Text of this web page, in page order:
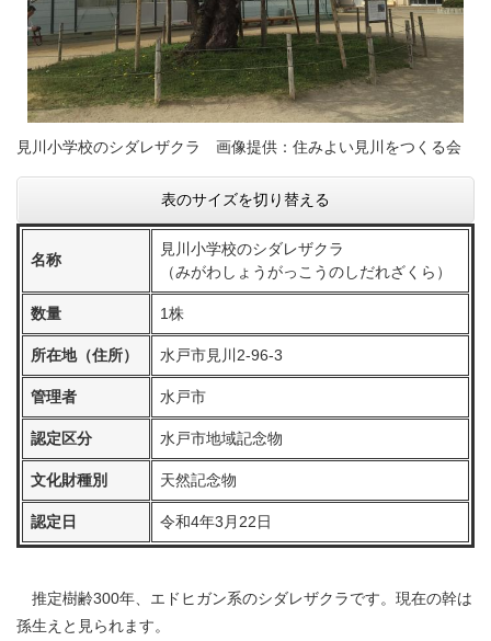
見川小学校のシダレザクラ 画像提供：住みよい見川をつくる会
表のサイズを切り替える
名称
見川小学校のシダレザクラ
（みがわしょうがっこうのしだれざくら）
数量 1株
所在地（住所） 水戸市見川2-96-3
管理者 水戸市
認定区分 水戸市地域記念物
文化財種別 天然記念物
認定日 令和4年3月22日
推定樹齢300年、エドヒガン系のシダレザクラです。現在の幹は
孫生えと見られます。